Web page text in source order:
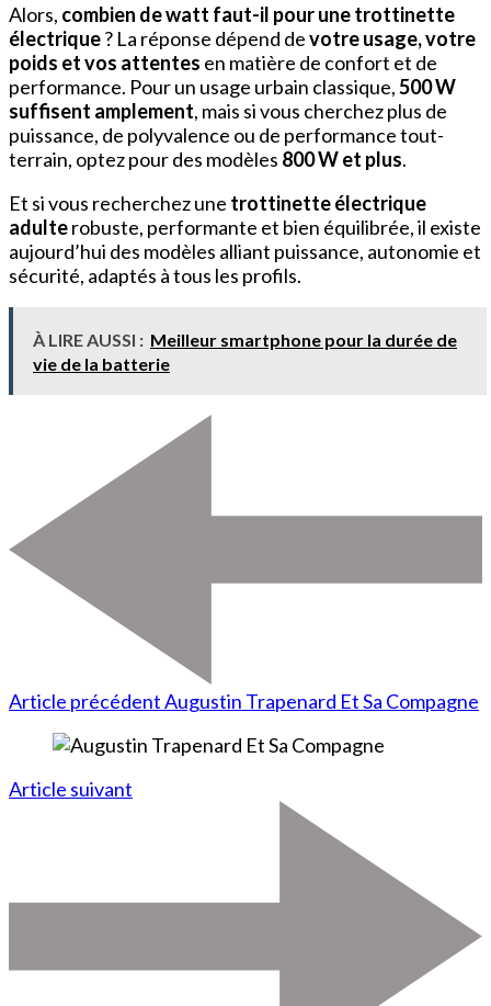
Alors, combien de watt faut-il pour une trottinette
électrique? La réponse dépend devotre usage, votre
poids et vos attentes en matière de confort et de
performance. Pour un usage urbain classique,500 W
suffisent amplement, mais si vous cherchez plus de
puissance, de polyvalence ou de performance tout-
terrain, optez pour des modèles 800 W et plus.
Et si vous recherchez une trottinette électrique
adulterobuste, performante et bien équilibrée, il existe
aujourd’hui des modèles alliant puissance, autonomie et
sécurité, adaptés à tous les profils.
À LIRE AUSSI : Meilleur smartphone pour la durée de
vie de la batterie
Article précédentAugustin Trapenard Et Sa Compagne
Article suivant